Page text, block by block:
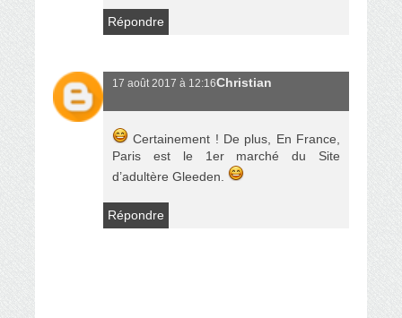
Répondre
Christian
17 août 2017 à 12:16
Certainement ! De plus, En France,
Paris est le 1er marché du Site
d’adultère Gleeden.
Répondre